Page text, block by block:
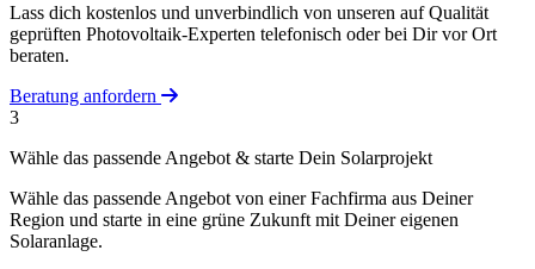
Lass dich kostenlos und unverbindlich von unseren auf Qualität
geprüften Photovoltaik-Experten telefonisch oder bei Dir vor Ort
beraten.
Beratung anfordern
3
Wähle das passende Angebot & starte Dein Solarprojekt
Wähle das passende Angebot von einer Fachfirma aus Deiner
Region und starte in eine grüne Zukunft mit Deiner eigenen
Solaranlage.